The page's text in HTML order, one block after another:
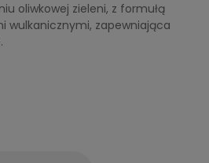
oliwkowej zieleni, z formułą
wulkanicznymi, zapewniająca